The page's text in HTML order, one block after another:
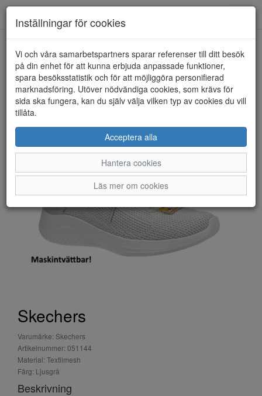
HEM SKECHERS
Skechers
Varumärke: Skechers
Artikelnummer: 051144
Material: Textilmesh
Färg: Ljusgrå
Beskrivning
Inställningar för cookies
Vi och våra samarbetspartners sparar referenser till ditt besök
på din enhet för att kunna erbjuda anpassade funktioner,
spara besöksstatistik och för att möjliggöra personifierad
marknadsföring. Utöver nödvändiga cookies, som krävs för
sida ska fungera, kan du själv välja vilken typ av cookies du vill
tillåta.
Acceptera alla
Hantera cookies
Läs mer om cookies